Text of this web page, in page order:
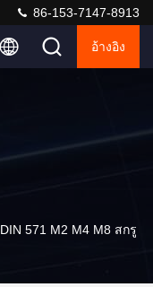
86-153-7147-8913
อ้างอิง
DIN 571 M2 M4 M8 สกรู